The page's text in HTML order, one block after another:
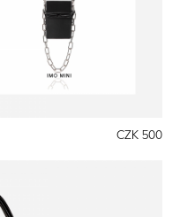
CZK 500